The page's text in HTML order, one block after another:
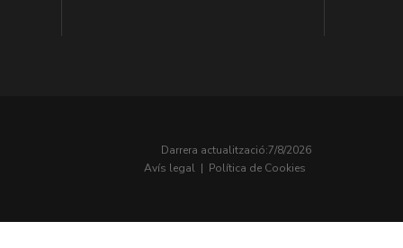
Darrera actualització:7/8/2026
Avís legal | Política de Cookies